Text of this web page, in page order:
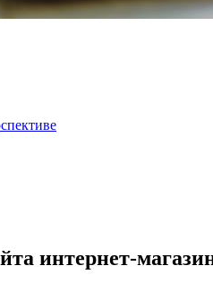
интернет-